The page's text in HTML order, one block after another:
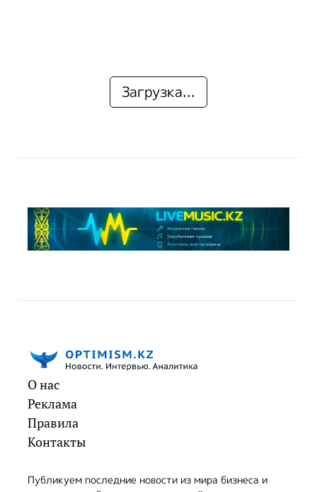
Загрузка...
О нас
Реклама
Правила
Контакты
Публикуем последние новости из мира бизнеса и